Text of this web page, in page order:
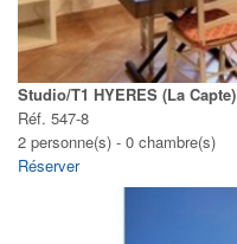
Studio/T1 HYERES (La Capte)
Réf. 547-8
2 personne(s) - 0 chambre(s)
Réserver